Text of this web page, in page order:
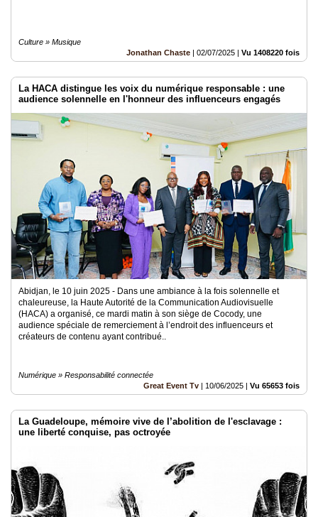
Culture » Musique
Jonathan Chaste | 02/07/2025 | Vu 1408220 fois
La HACA distingue les voix du numérique responsable : une
audience solennelle en l'honneur des influenceurs engagés
Abidjan, le 10 juin 2025 - Dans une ambiance à la fois solennelle et
chaleureuse, la Haute Autorité de la Communication Audiovisuelle
(HACA) a organisé, ce mardi matin à son siège de Cocody, une
audience spéciale de remerciement à l’endroit des influenceurs et
créateurs de contenu ayant contribué..
Numérique » Responsabilité connectée
Great Event Tv | 10/06/2025 | Vu 65653 fois
La Guadeloupe, mémoire vive de l’abolition de l'esclavage :
une liberté conquise, pas octroyée